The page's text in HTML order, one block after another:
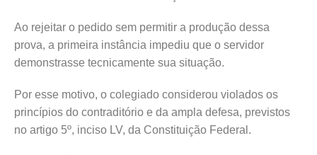
Ao rejeitar o pedido sem permitir a produção dessa
prova, a primeira instância impediu que o servidor
demonstrasse tecnicamente sua situação.
Por esse motivo, o colegiado considerou violados os
princípios do contraditório e da ampla defesa, previstos
no artigo 5º, inciso LV, da Constituição Federal.